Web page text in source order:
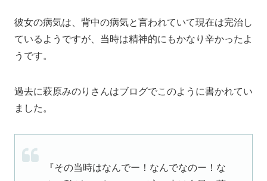
彼女の病気は、背中の病気と言われていて現在は完治し
ているようですが、当時は精神的にもかなり辛かったよ
うです。
過去に萩原みのりさんはブログでこのように書かれてい
ました。
『その当時はなんでー！なんでなのー！な